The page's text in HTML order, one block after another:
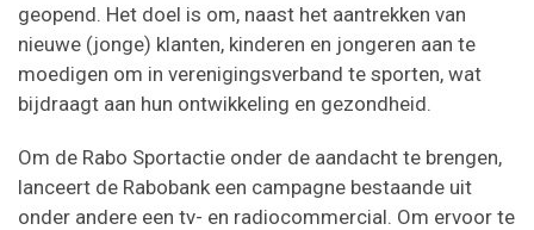
geopend. Het doel is om, naast het aantrekken van
nieuwe (jonge) klanten, kinderen en jongeren aan te
moedigen om in verenigingsverband te sporten, wat
bijdraagt aan hun ontwikkeling en gezondheid.
Om de Rabo Sportactie onder de aandacht te brengen,
lanceert de Rabobank een campagne bestaande uit
onder andere een tv- en radiocommercial. Om ervoor te